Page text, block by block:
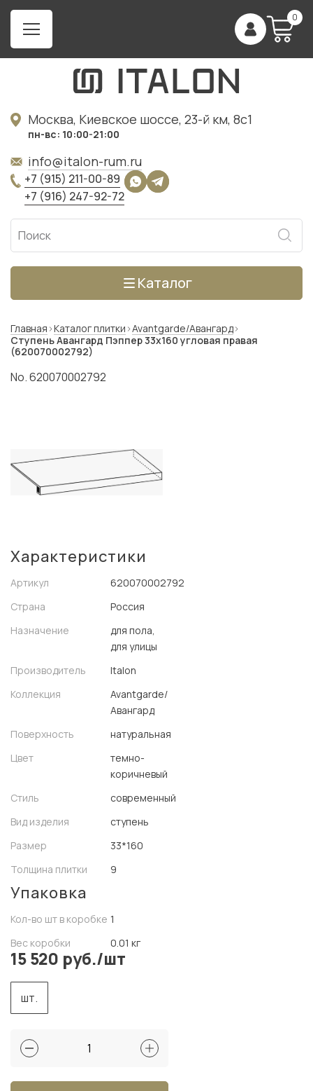
0
Москва, Киевское шоссе, 23-й км, 8с1
пн-вс: 10:00-21:00
info@italon-rum.ru
+7 (915) 211-00-89
+7 (916) 247-92-72
Каталог
Главная Каталог плитки Avantgarde/Авангард
Ступень Авангард Пэппер 33x160 угловая правая
(620070002792)
No. 620070002792
Характеристики
Артикул
620070002792
Страна
Россия
Назначение
для пола,
для улицы
Производитель
Italon
Коллекция
Avantgarde/
Авангард
Поверхность
натуральная
Цвет
темно-
коричневый
Стиль
современный
Вид изделия
ступень
Размер
33*160
Толщина плитки
9
Упаковка
Кол-во шт в коробке 1
Вес коробки
0.01 кг
15 520 руб./шт
шт.